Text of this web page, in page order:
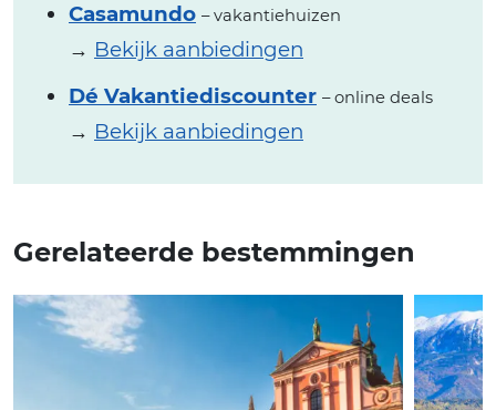
Casamundo – vakantiehuizen
→ Bekijk aanbiedingen
Dé Vakantiediscounter – online deals
→ Bekijk aanbiedingen
Gerelateerde bestemmingen